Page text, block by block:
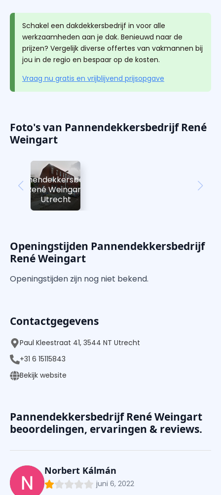
Schakel een dakdekkersbedrijf in voor alle
werkzaamheden aan je dak. Benieuwd naar de
prijzen? Vergelijk diverse offertes van vakmannen bij
jou in de regio en bespaar op de kosten.
Vraag nu gratis en vrijblijvend prijsopgave
Foto's van Pannendekkersbedrijf René
Weingart
Pannendekkersbedrijf
René Weingart
Utrecht
Openingstijden Pannendekkersbedrijf
René Weingart
Openingstijden zijn nog niet bekend.
Contactgegevens
Paul Kleestraat 41, 3544 NT Utrecht
+31 6 15115843
Bekijk website
Pannendekkersbedrijf René Weingart
beoordelingen, ervaringen & reviews.
Norbert Kálmán
juni 6, 2022